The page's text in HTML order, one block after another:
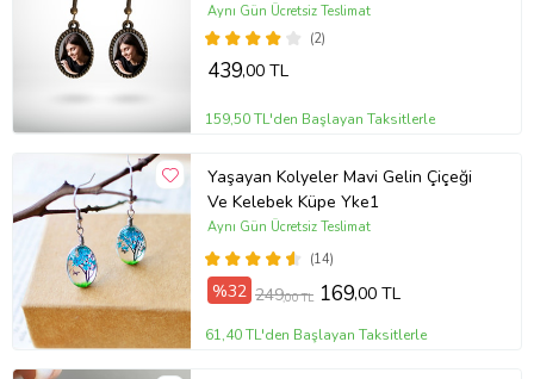
(2)
Aynı Gün Ücretsiz Teslimat
439,00 TL
159,50 TL'den Başlayan Taksitlerle
Yaşayan Kolyeler Mavi Gelin Çiçeği
Ve Kelebek Küpe Yke1
(14)
Aynı Gün Ücretsiz Teslimat
%32 249,00 TL 169,00 TL
61,40 TL'den Başlayan Taksitlerle